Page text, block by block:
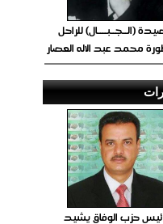
(الــجــبــــال) للراحل
محمد عبد الاله العصار
حزب الوفاق يشيد